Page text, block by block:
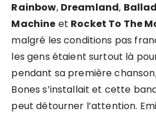
Rainbow, Dreamland,
Machine et Rocket To The
malgré les conditions pas
les gens étaient surtout là
pendant sa première
Bones s’installait et cette
peut détourner l’attention.